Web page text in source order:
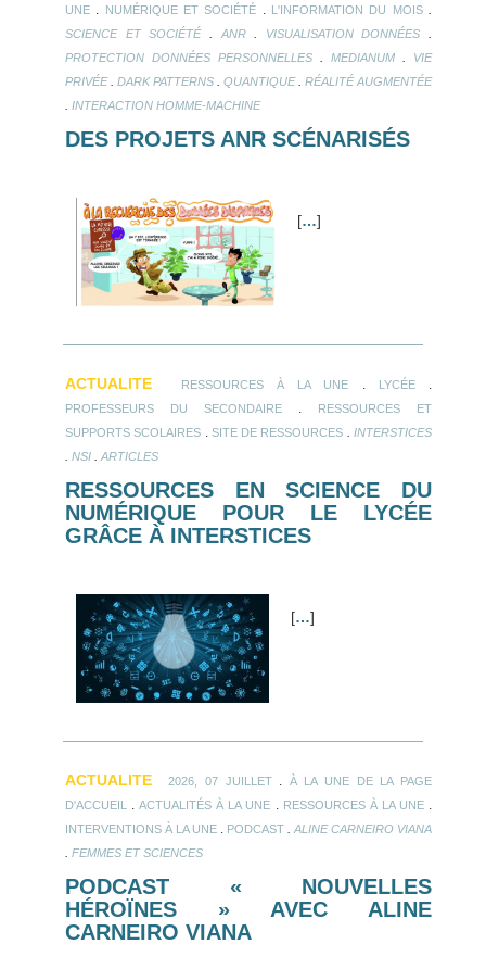
UNE
NUMÉRIQUE ET SOCIÉTÉ L'INFORMATION DU MOIS.
SCIENCE ET SOCIÉTÉ. ANR. VISUALISATION DONNÉES
PROTECTION DONNÉES PERSONNELLES MEDIANUM
VIE
PRIVÉE. DARK PATTERNS QUANTIQUE. RÉALITÉ AUGMENTÉE
INTERACTION HOMME-MACHINE
DES PROJETS ANR SCÉNARISÉS
[…]
ACTUALITE RESSOURCES À LA UNE LYCÉE.
PROFESSEURS DU SECONDAIRE
RESSOURCES ET
SUPPORTS SCOLAIRES
SITE DE RESSOURCES .INTERSTICES
NSI ARTICLES
RESSOURCES EN SCIENCE DU
NUMÉRIQUE POUR LE LYCÉE
GRÂCE À INTERSTICES
[…]
ACTUALITE 2026, 07 JUILLET. À LA UNE DE LA PAGE
D'ACCUEIL .ACTUALITÉS À LA UNE RESSOURCES À LA UNE.
INTERVENTIONS À LA UNE PODCAST ALINE CARNEIRO VIANA
FEMMES ET SCIENCES
PODCAST « NOUVELLES
HÉROÏNES » AVEC ALINE
CARNEIRO VIANA